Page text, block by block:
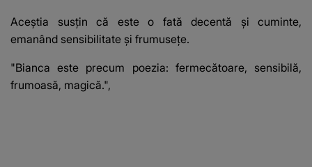
Aceștia susțin că este o fată decentă și cuminte,
emanând sensibilitate și frumusețe.
"Bianca este precum poezia: fermecătoare, sensibilă,
frumoasă, magică.",